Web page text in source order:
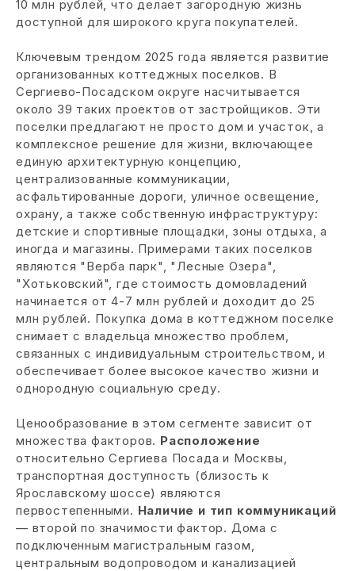
10 млн рублей, что делает загородную жизнь
доступной для широкого круга покупателей.
Ключевым трендом 2025 года является развитие
организованных коттеджных поселков. В
Сергиево-Посадском округе насчитывается
около 39 таких проектов от застройщиков. Эти
поселки предлагают не просто дом и участок, а
комплексное решение для жизни, включающее
единую архитектурную концепцию,
централизованные коммуникации,
асфальтированные дороги, уличное освещение,
охрану, а также собственную инфраструктуру:
детские и спортивные площадки, зоны отдыха, а
иногда и магазины. Примерами таких поселков
являются "Верба парк", "Лесные Озера",
"Хотьковский", где стоимость домовладений
начинается от 4-7 млн рублей и доходит до 25
млн рублей. Покупка дома в коттеджном поселке
снимает с владельца множество проблем,
связанных с индивидуальным строительством, и
обеспечивает более высокое качество жизни и
однородную социальную среду.
Ценообразование в этом сегменте зависит от
множества факторов. Расположение
относительно Сергиева Посада и Москвы,
транспортная доступность (близость к
Ярославскому шоссе) являются
первостепенными. Наличие и тип коммуникаций
— второй по значимости фактор. Дома с
подключенным магистральным газом,
центральным водопроводом и канализацией